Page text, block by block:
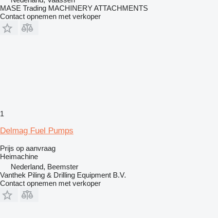
MASE Trading MACHINERY ATTACHMENTS
Contact opnemen met verkoper
1
Delmag Fuel Pumps
Prijs op aanvraag
Heimachine
Nederland, Beemster
Vanthek Piling & Drilling Equipment B.V.
Contact opnemen met verkoper